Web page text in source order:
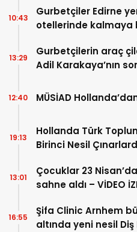
Gurbetçiler Edirne
otellerinde kalmaya
10:43
Gurbetçilerin araç
Adil Karakaya’nın
13:29
MÜSİAD
12:40
Hollanda Türk
Birinci Nesil
19:13
Çocuklar 23
sahne aldı – VİDEO
13:01
Şifa Clinic Arnhem
altında yeni nesil Diş
16:55